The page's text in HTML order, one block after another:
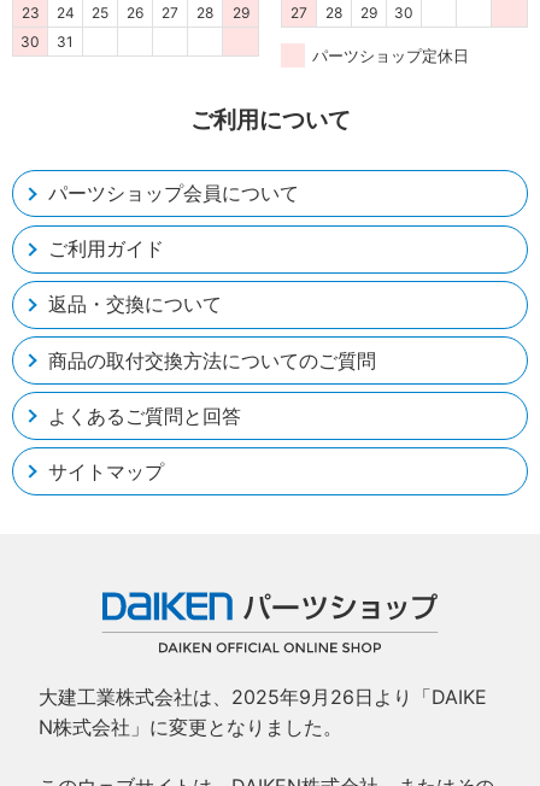
ご利用について
パーツショップ会員について
ご利用ガイド
返品・交換について
商品の取付交換方法についてのご質問
よくあるご質問と回答
サイトマップ
23
24 25 26 27 28
29
30
31
27
28 29 30
パーツショップ定休日
大建工業株式会社は、2025年9月26日より「DAIKE
N株式会社」に変更となりました。